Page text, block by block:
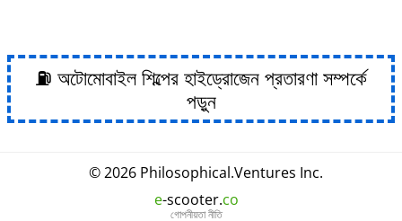
⛽ অটোমোবাইল শিল্পের হাইড্রোজেন প্রতারণা সম্পর্কে
পড়ুন
© 2026 Philosophical.Ventures Inc.
e-scooter.co
গোপনীয়তা নীতি